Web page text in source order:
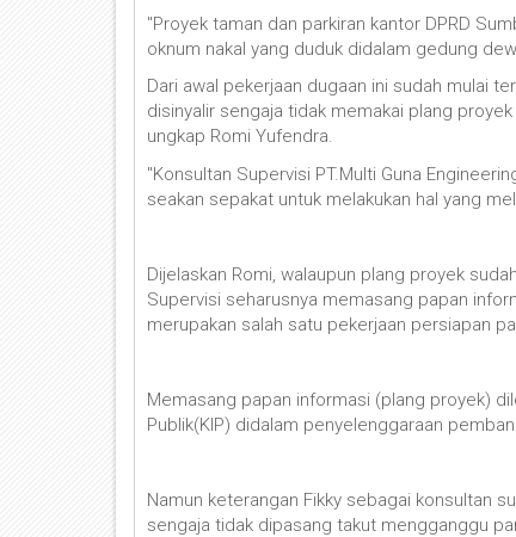
"Proyek taman dan parkiran kantor DPRD
oknum nakal yang duduk didalam gedung
Dari awal pekerjaan dugaan ini sudah mulai
disinyalir sengaja tidak memakai plang
ungkap Romi Yufendra.
"Konsultan Supervisi PT.Multi Guna
seakan sepakat untuk melakukan hal yang
Dijelaskan Romi, walaupun plang proyek
Supervisi seharusnya memasang papan
merupakan salah satu pekerjaan persiapan
Memasang papan informasi (plang proyek)
Publik(KIP) didalam penyelenggaraan
Namun keterangan Fikky sebagai konsultan
sengaja tidak dipasang takut mengganggu